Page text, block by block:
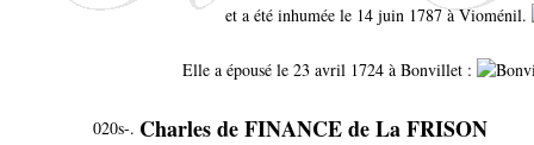
et a été inhumée le 14 juin 1787 à Vioménil.
Elle a épousé le 23 avril 1724 à Bonvillet :
020s-. Charles de FINANCE de La FRISON